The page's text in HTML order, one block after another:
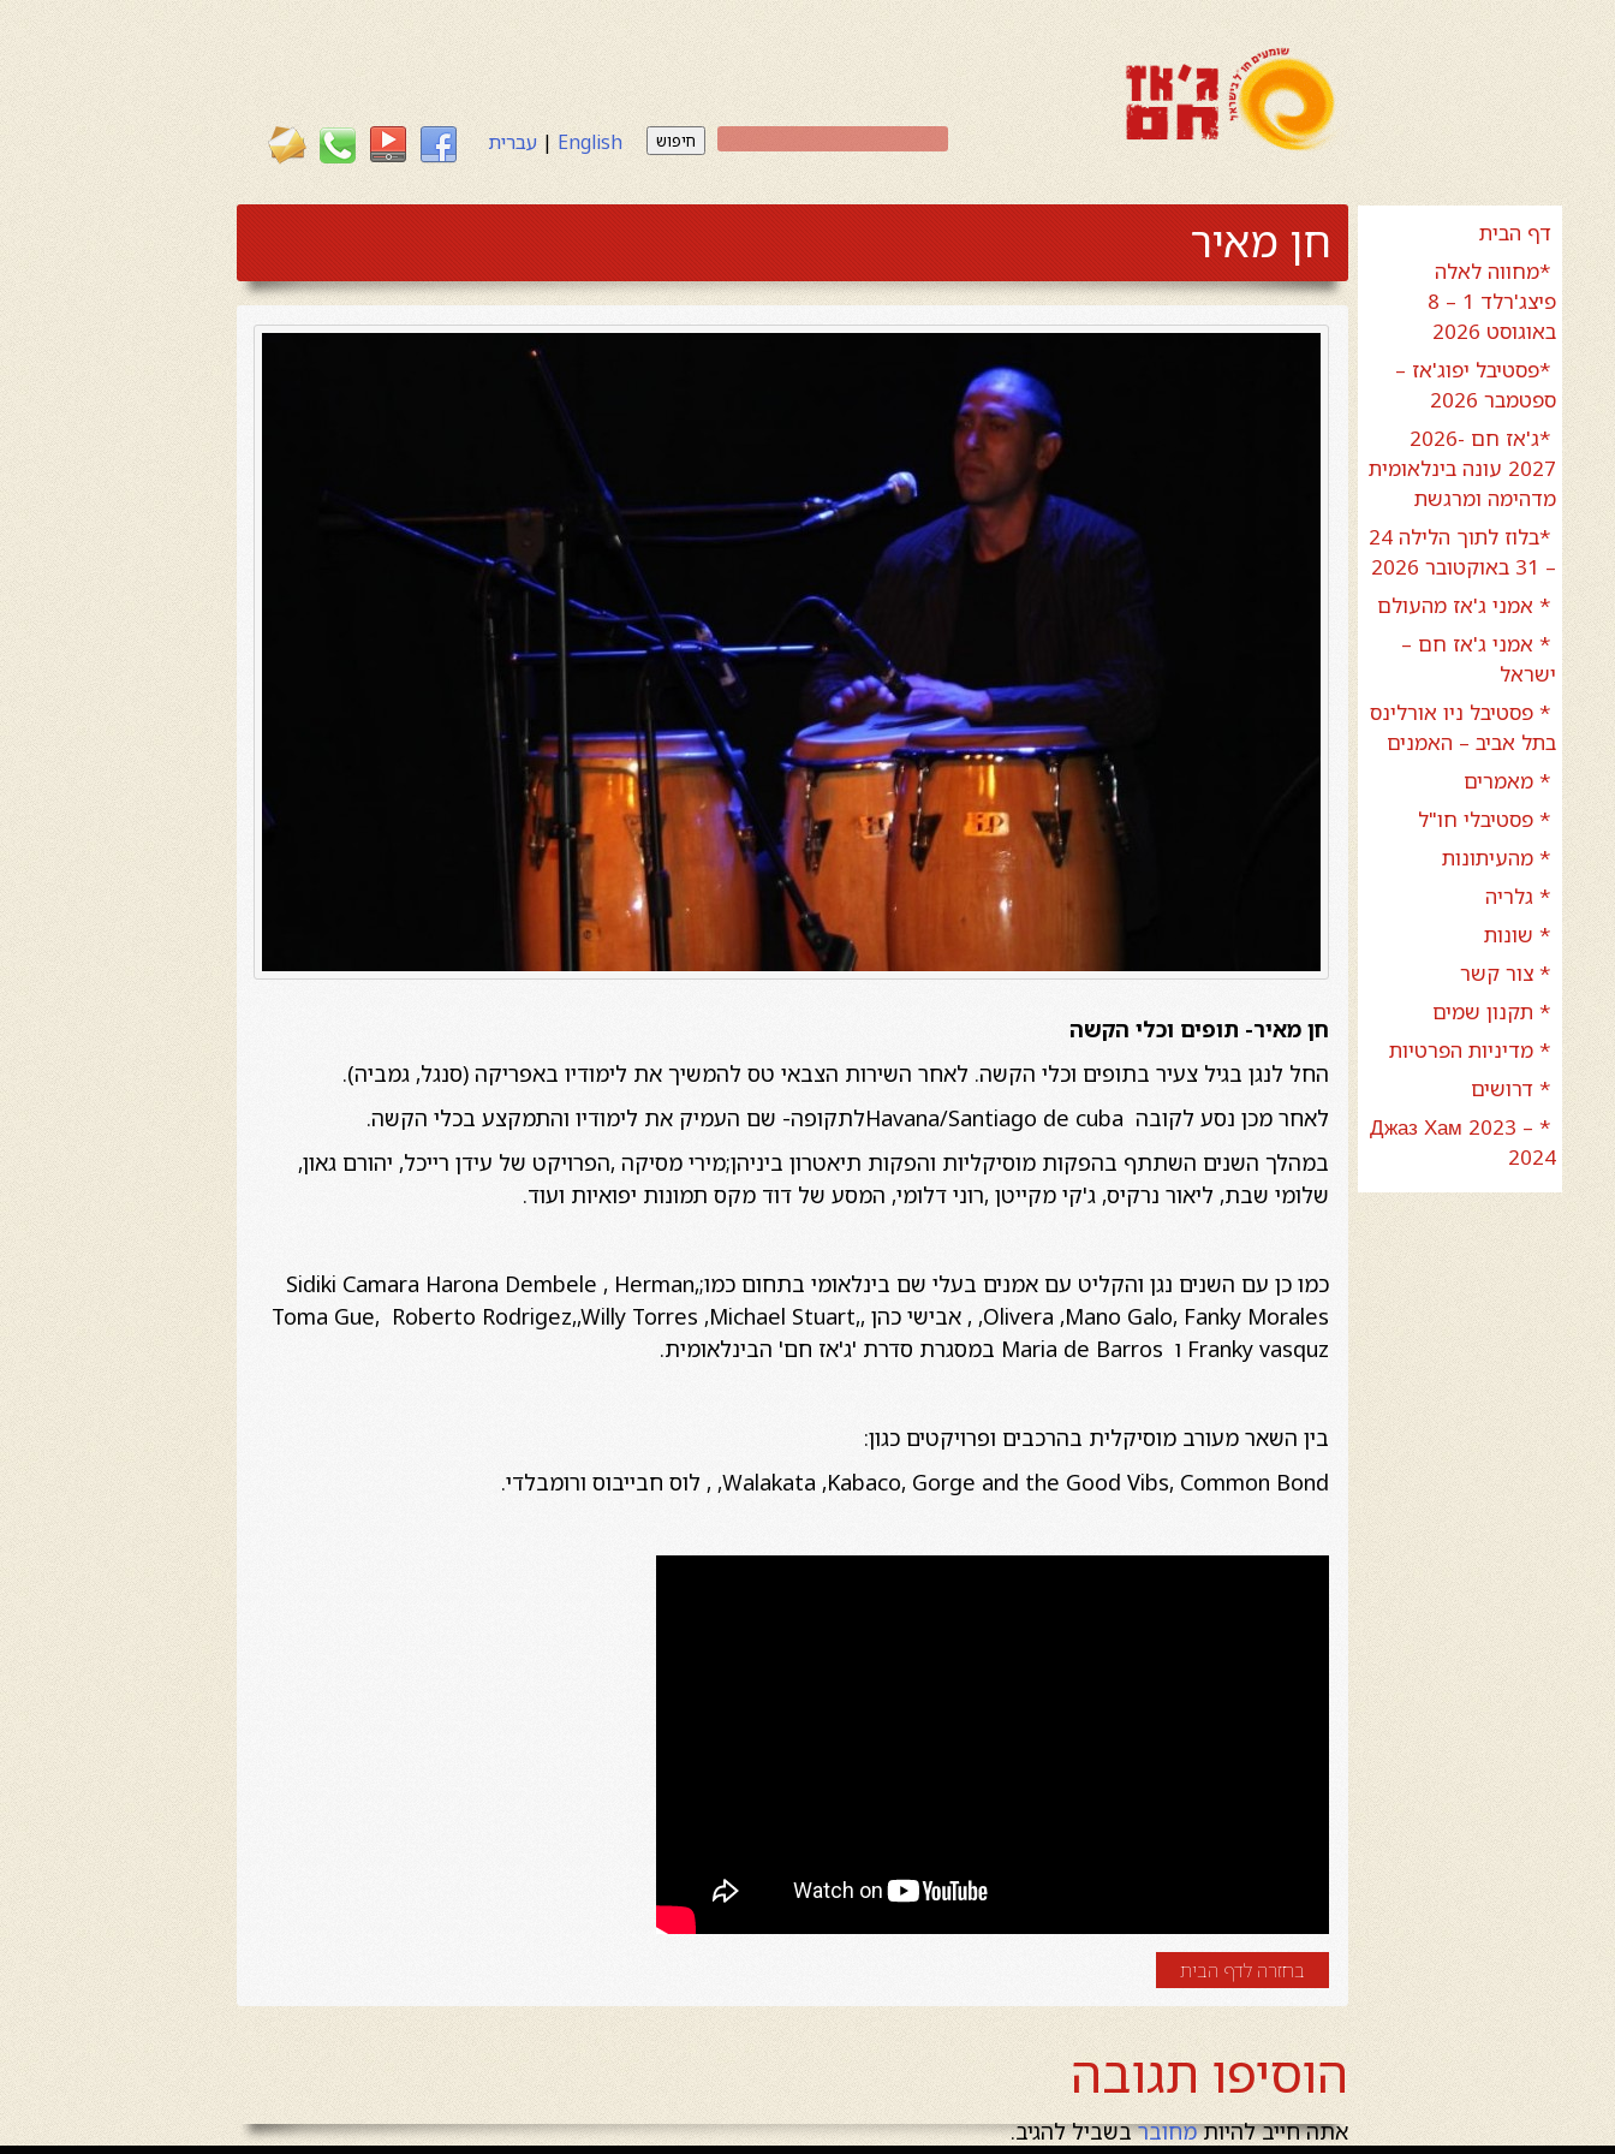
English
|עברית חיפוש
דף הבית
*מחווה לאלה
פיצג'רלד 1 – 8
באוגוסט 2026
*פסטיבל יפוג'אז –
ספטמבר 2026
*ג'אז חם 2026-
2027 עונה בינלאומית
מדהימה ומרגשת
*בלוז לתוך הלילה 24
– 31 באוקטובר 2026
* אמני ג'אז מהעולם
* אמני ג'אז חם –
ישראל
* פסטיבל ניו אורלינס
בתל אביב – האמנים
* מאמרים
* פסטיבלי חו"ל
* מהעיתונות
* גלריה
* שונות
* צור קשר
* תקנון שמים
* מדיניות הפרטיות
* דרושים
* Джаз Хам 2023 –
2024
חן מאיר
חן מאיר- תופים וכלי הקשה
החל לנגן בגיל צעיר בתופים וכלי הקשה. לאחר השירות הצבאי טס להמשיך את לימודיו באפריקה (סנגל, גמביה).
לאחר מכן נסע לקובה Havana/Santiago de cubaלתקופה- שם העמיק את לימודיו והתמקצע בכלי הקשה.
במהלך השנים השתתף בהפקות מוסיקליות והפקות תיאטרון ביניהן;מירי מסיקה ,הפרויקט של עידן רייכל, יהורם גאון,
שלומי שבת, ליאור נרקיס, ג'קי מקייטן ,רוני דלומי, המסע של דוד מקס תמונות יפואיות ועוד.
כמו כן עם השנים נגן והקליט עם אמנים בעלי שם בינלאומי בתחום כמו;,Sidiki Camara Harona Dembele , Herman
Olivera ,Mano Galo, Fanky Morales, , אבישי כהן ,Toma Gue, Roberto Rodrigez,,Willy Torres ,Michael Stuart,
Franky vasquz ו Maria de Barros במסגרת סדרת 'ג'אז חם' הבינלאומית.
בין השאר מעורב מוסיקלית בהרכבים ופרויקטים כגון:
Walakata ,Kabaco, Gorge and the Good Vibs, Common Bond, , לוס חבייבוס ורומבלדי.
בחזרה לדף הבית
הוסיפו תגובה
אתה חייב להיותמחוברבשביל להגיב.